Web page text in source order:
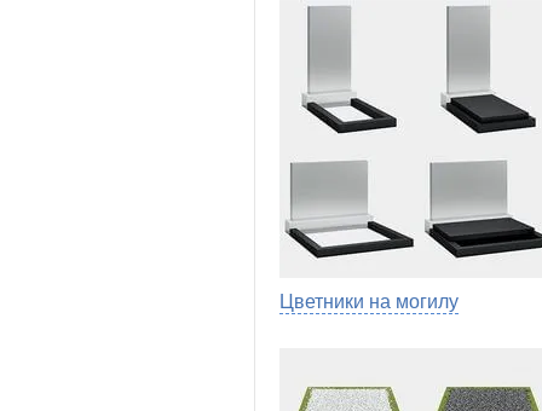
Цветники на могилу